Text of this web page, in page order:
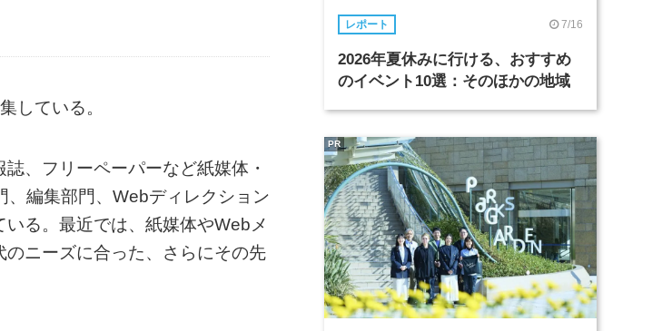
している。
、フリーペーパーなど紙媒体・
編集部門、Webディレクション
る。最近では、紙媒体やWebメ
ニーズに合った、さらにその先
レポート 7/16
2026年夏休みに行ける、おすすめ
のイベント10選：そのほかの地域
PR